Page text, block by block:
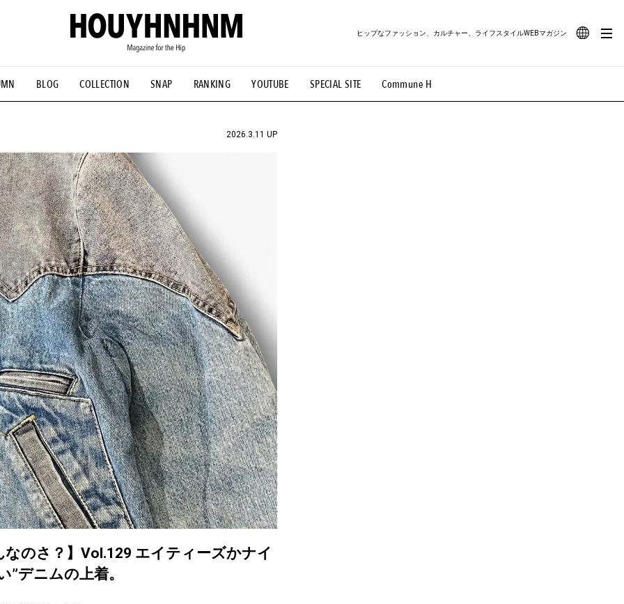
BLOG COLLECTION SNAP RANKING YOUTUBE SPECIAL SITE Commune H
ヒップなファッション、カルチャー、ライフスタイルWEBマガジン
#古着サミット #NEW VINTAGE #マイナーグッド図鑑 #路地裏てぃーん。 #MONTHLY JOURNAL
#FOCUS IT #AH.H #ととけん #FASHION #MUSIC #MOVIE #LIFESTYLE #SNEAKER #OUTDOOR
2026.3.11 UP
なのさ？】Vol.129 エイティーズかナイ
デニムの上着。